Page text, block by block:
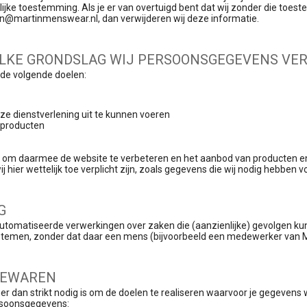
toestemming. Als je er van overtuigd bent dat wij zonder die
dan verwijderen wij deze informatie.
GRONDSLAG WIJ PERSOONSGEGEVENS
volgende doelen:
dienstverlening uit te kunnen voeren
daarmee de website te verbeteren en het aanbod van producten
hier wettelijk toe verplicht zijn, zoals gegevens die wij nodig hebben
verwerkingen over zaken die (aanzienlijke) gevolgen
zonder dat daar een mens (bijvoorbeeld een medewerker van
dan strikt nodig is om de doelen te realiseren waarvoor je